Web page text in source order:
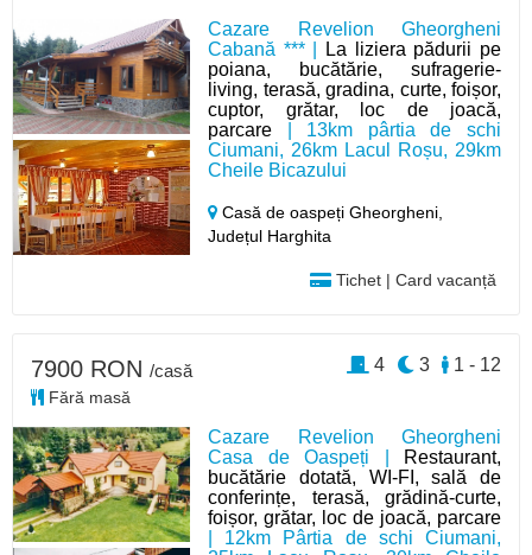
Cazare Revelion Gheorgheni
Cabană *** |
La liziera pădurii pe
poiana, bucătărie, sufragerie-
living, terasă, gradina, curte, foișor,
cuptor, grătar, loc de joacă,
parcare | 13km pârtia de schi
Ciumani, 26km Lacul Roșu, 29km
Cheile Bicazului
Casă de oaspeți Gheorgheni,
Județul Harghita
Tichet | Card vacanță
Cazare Revelion Gheorgheni
Casa de Oaspeți |
Restaurant,
bucătărie dotată, WI-FI, sală de
conferințe, terasă, grădină-curte,
foișor, grătar, loc de joacă, parcare
| 12km Pârtia de schi Ciumani,
7900 RON /casă
Fără masă
1 - 12
3
4